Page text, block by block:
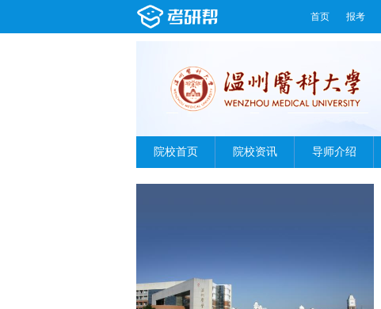
首页 报考
院校首页 院校资讯 导师介绍